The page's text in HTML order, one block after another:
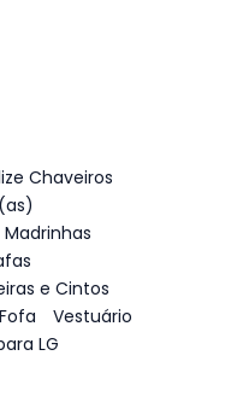
Chaveiros
e Cintos
Vestuário
LG